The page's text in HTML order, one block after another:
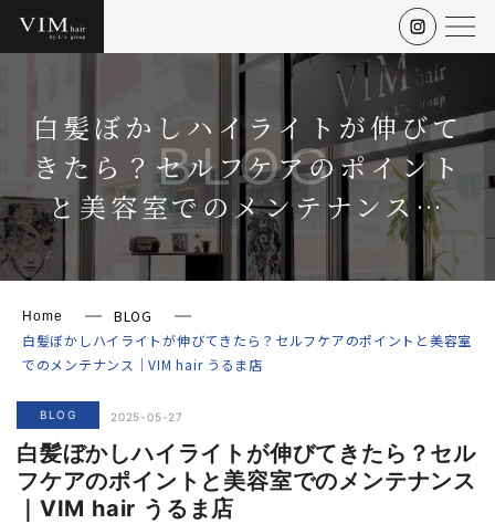
白髪ぼかしハイライトが伸びて
きたら？セルフケアのポイント
と美容室でのメンテナンス…
BLOG
Home
BLOG
白髪ぼかしハイライトが伸びてきたら？セルフケアのポイントと美容室
でのメンテナンス｜VIM hair うるま店
BLOG 2025-05-27
白髪ぼかしハイライトが伸びてきたら？セル
フケアのポイントと美容室でのメンテナンス
｜VIM hair うるま店